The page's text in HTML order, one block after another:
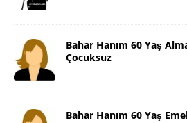
Bahar Hanım 60 Yaş
Çocuksuz
Bahar Hanım 60 Yaş